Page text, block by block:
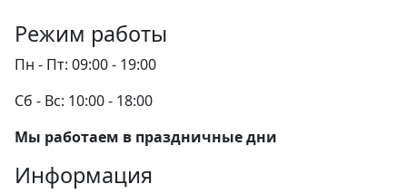
Режим работы
Пн - Пт: 09:00 - 19:00
Сб - Вс: 10:00 - 18:00
Мы работаем в праздничные дни
Информация